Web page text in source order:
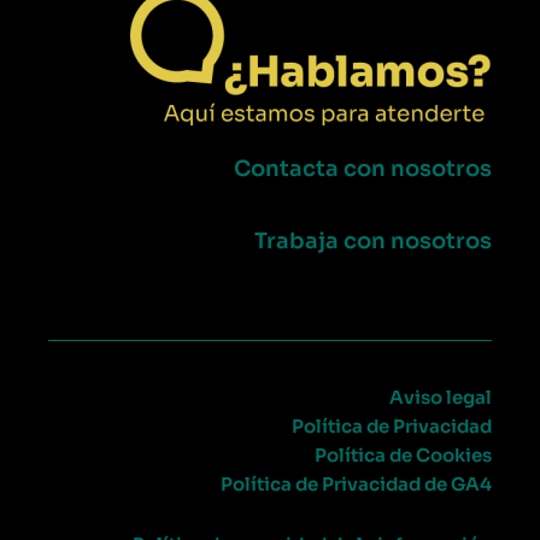
Contacta con nosotros
Trabaja con nosotros
Aviso legal
Política de Privacidad
Política de Cookies
Política de Privacidad de GA4